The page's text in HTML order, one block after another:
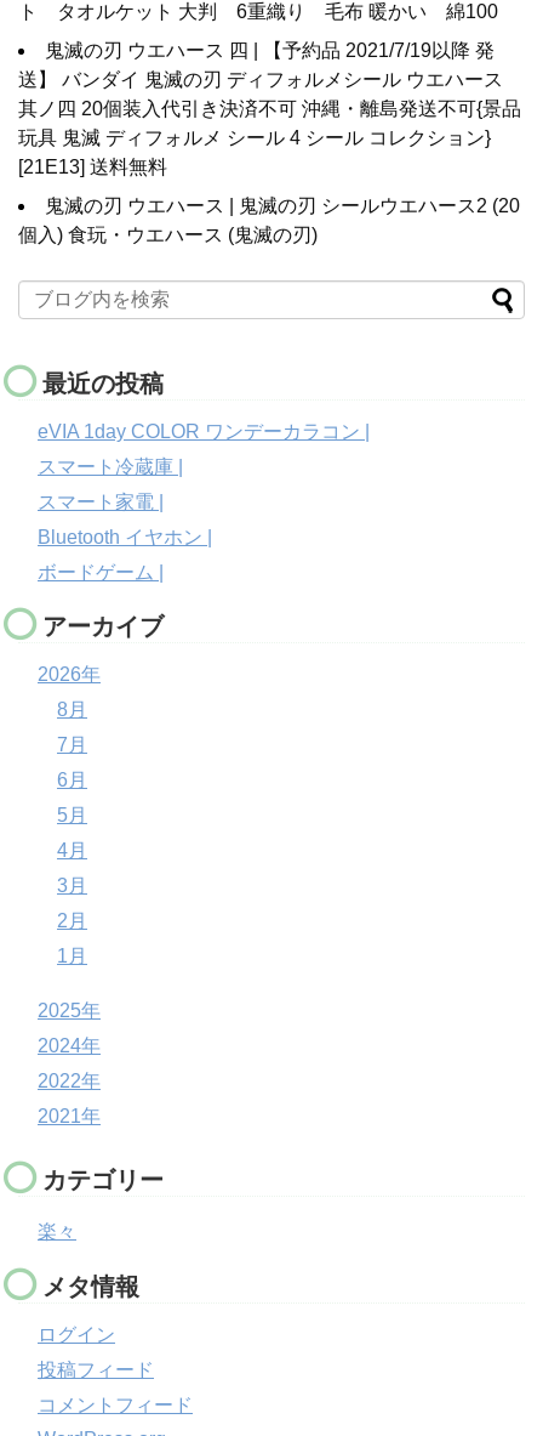
ト タオルケット 大判 6重織り 毛布 暖かい 綿100
鬼滅の刃 ウエハース 四 | 【予約品 2021/7/19以降 発
送】 バンダイ 鬼滅の刃 ディフォルメシール ウエハース
其ノ四 20個装入代引き決済不可 沖縄・離島発送不可{景品
玩具 鬼滅 ディフォルメ シール 4 シール コレクション}
[21E13] 送料無料
鬼滅の刃 ウエハース | 鬼滅の刃 シールウエハース2 (20
個入) 食玩・ウエハース (鬼滅の刃)
最近の投稿
eVIA 1day COLOR ワンデーカラコン |
スマート冷蔵庫 |
スマート家電 |
Bluetooth イヤホン |
ボードゲーム |
アーカイブ
2026年
8月
7月
6月
5月
4月
3月
2月
1月
2025年
2024年
2022年
2021年
カテゴリー
楽々
メタ情報
ログイン
投稿フィード
コメントフィード